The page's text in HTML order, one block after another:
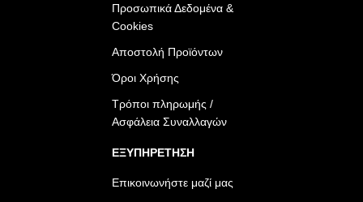
Προσωπικά Δεδομένα &
Cookies
Αποστολή Προϊόντων
Όροι Χρήσης
Τρόποι πληρωμής /
Ασφάλεια Συναλλαγών
ΕΞΥΠΗΡΕΤΗΣΗ
Επικοινωνήστε μαζί μας